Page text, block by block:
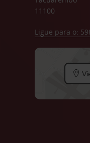
11100
Ligue para o: